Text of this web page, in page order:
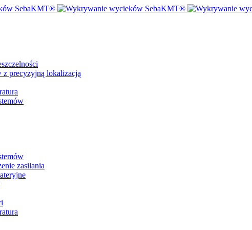
precyzyjną lokalizacją
zasilania